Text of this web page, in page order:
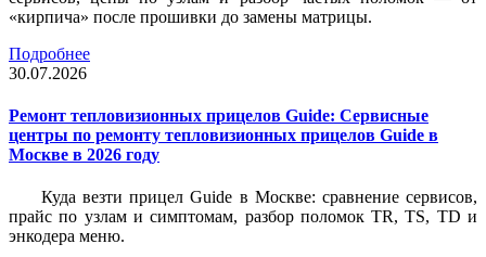
«кирпича» после прошивки до замены матрицы.
Подробнее
30.07.2026
Ремонт тепловизионных прицелов Guide: Сервисные
центры по ремонту тепловизионных прицелов Guide в
Москве в 2026 году
Куда везти прицел Guide в Москве: сравнение сервисов,
прайс по узлам и симптомам, разбор поломок TR, TS, TD и
энкодера меню.